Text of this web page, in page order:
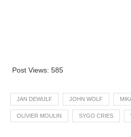
Post Views: 585
JAN DEWULF JOHN WOLF
OLIVIER MOULIN SYGO CRIES